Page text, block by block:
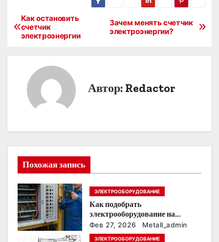
Н
и
я
п
о
Зачем менять счетчик
электроэнергии?
Как остановить
счетчик
электроэнергии
Автор: Redactor
Похожая запись
ЭЛЕКТРООБОРУДОВАНИЕ
Как подобрать
электрооборудование на
предприятии под тяжелые
условия эксплуатации
Фев 27, 2026 Metall_admin
ЭЛЕКТРООБОРУДОВАНИЕ